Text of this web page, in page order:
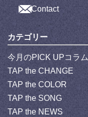
Contact
カテゴリー
今月のPICK UPコラム
TAP the CHANGE
TAP the COLOR
TAP the SONG
TAP the NEWS